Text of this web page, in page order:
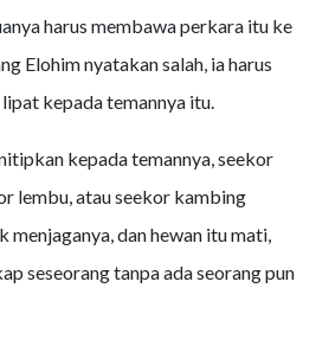
harus membawa perkara itu ke
Elohim nyatakan salah, ia harus
kepada temannya itu.
kepada temannya, seekor
lembu, atau seekor kambing
menjaganya, dan hewan itu mati,
seseorang tanpa ada seorang pun